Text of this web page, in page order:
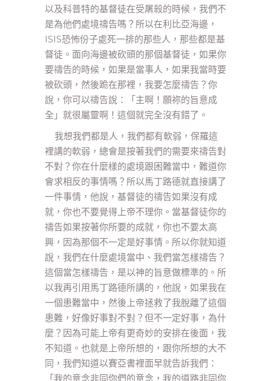
以及科普特的基督徒在受屠殺的時候，我們不
是為他們處境禱告嗎？所以在利比亞海邊，
ISIS恐怖份子處死一排的那些人，那些都是基
督徒。面向海邊被砍頭的那個基督徒，如果你
要禱告的時候，如果是當事人，如果我當時要
被砍頭，然後跪在那裡，我要怎麼禱告？你
說，你可以禱告說：「主啊！願祢的旨意成
全」就很屬靈啊！這個就完全沒有錯了。
我想我們都是人，我們都有軟弱，保羅這
裡講的軟弱，總會是按著我們的需要來禱告對
不對？你在什麼樣的處境跟困難當中，難道你
會求相反的事情嗎？所以馬丁路德就直接講了
一件事情，他說，基督徒的禱告如果沒有成
就，你也不要覺得上帝不理你。當基督徒你的
禱告如果按著你所要的成就，你也不要太高
興，因為那個不一定是好事情。所以你就知道
說，我們在什麼處境當中、我們當怎樣禱告？
這個當怎樣禱告，是以神的旨意做標準的。所
以我再引用馬丁路德所講的，他說，如果我在
一個患難當中，然後上帝拯救了我脫離了這個
患難，好像好事對不對？但不一定好事，為什
麼？因為可能上帝有更奇妙的安排在後面，我
不知道。也就是上帝所想的，跟你所想的大不
同，我們知道以賽亞書裡面早就告訴我們：
「我的意念非同你們的意念，我的道路非同你